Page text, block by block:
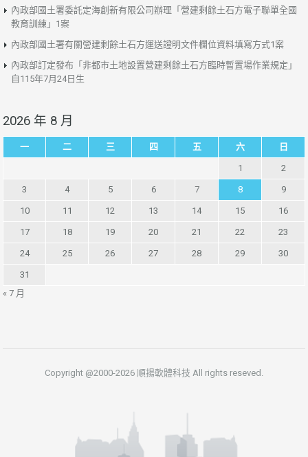
內政部國土署委託定海創新有限公司辦理「營建剩餘土石方電子聯單全國
教育訓練」1案
內政部國土署有關營建剩餘土石方運送證明文件欄位資料填寫方式1案
內政部訂定發布「非都市土地設置營建剩餘土石方臨時暫置場作業規定」
自115年7月24日生
2026 年 8 月
一 二 三 四 五 六 日
1 2
3 4 5 6 7 8 9
10 11 12 13 14 15 16
17 18 19 20 21 22 23
24 25 26 27 28 29 30
31
« 7 月
Copyright @2000-2026 順揚軟體科技 All rights reseved.